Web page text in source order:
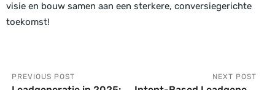
visie en bouw samen aan een sterkere, conversiegerichte
toekomst!
PREVIOUS POST NEXT POST